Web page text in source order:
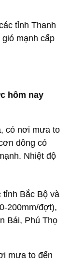
tỉnh Thanh
mạnh cấp
hôm nay
có nơi mưa to
dông có
Nhiệt độ
Bắc Bộ và
200mm/đợt),
Bái, Phú Thọ
mưa to đến